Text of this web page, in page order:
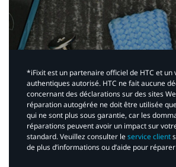
*iFixit est un partenaire officiel de HTC et un
authentiques autorisé. HTC ne fait aucune
concernant des déclarations sur des sites
réparation autogérée ne doit être utilisée
qui ne sont plus sous garantie, car les
réparations peuvent avoir un impact sur
standard. Veuillez consulter leservice client
de plus d’informations ou d’aide pour